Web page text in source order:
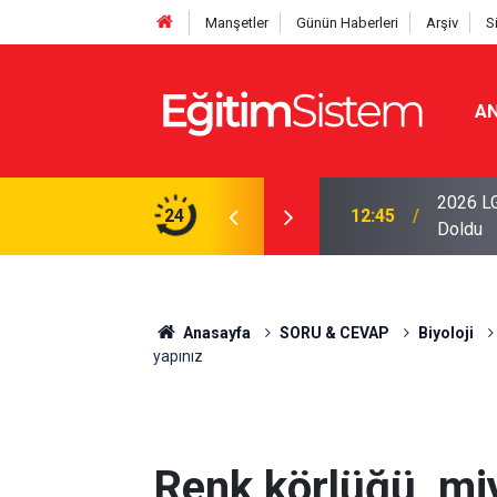
Manşetler Günün Haberleri Arşiv
24
Sınavla Alan Liseler Yüzde 95,76
04:00
2026
Anasayfa SORU & CEVAP
Biyoloji
yapınız